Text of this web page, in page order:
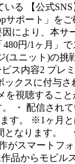
る 【公式
サポート」
により、本
円/1ヶ月
ニット)の
内容2 プ
クスに付
視聴するこ
・ 配信さ
す。 ※1ヶ
なります。
がスマート
品からモビ